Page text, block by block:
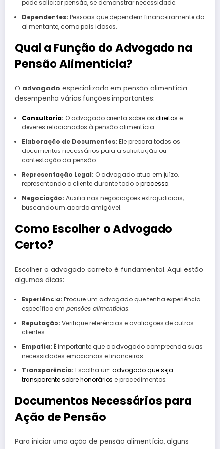
pode solicitar pensão, se demonstrar necessidade.
Dependentes: Pessoas que dependem financeiramente do
alimentante, como pais idosos.
Qual a Função do Advogado na
Pensão Alimentícia?
O advogado especializado em pensão alimentícia
desempenha várias funções importantes:
Consultoria: O advogado orienta sobre os direitos e
deveres relacionados à pensão alimentícia.
Elaboração de Documentos: Ele prepara todos os
documentos necessários para a solicitação ou
contestação da pensão.
Representação Legal: O advogado atua em juízo,
representando o cliente durante todo oprocesso.
Negociação: Auxilia nas negociações extrajudiciais,
buscando um acordo amigável.
Como Escolher o Advogado
Certo?
Escolher o advogado correto é fundamental. Aqui estão
algumas dicas:
Experiência: Procure um advogado que tenha experiência
específica em pensões alimentícias.
Reputação: Verifique referências e avaliações de outros
clientes.
Empatia: É importante que o advogado compreenda suas
necessidades emocionais e financeiras.
Transparência: Escolha um advogado que seja
transparente sobre honorários e procedimentos.
Documentos Necessários para
Ação de Pensão
Para iniciar uma ação de pensão alimentícia, alguns